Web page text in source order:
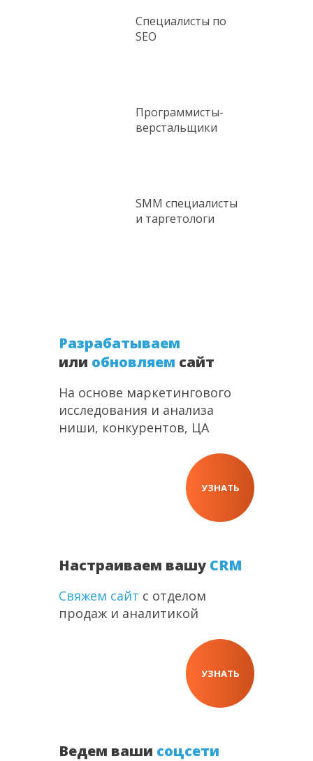
Специалисты по
SEO
Программисты-
верстальщики
SMM cпециалисты
и таргетологи
Разрабатываем
или обновляем сайт
На основе маркетингового
исследования и анализа
ниши, конкурентов, ЦА
УЗНАТЬ
Настраиваем вашу CRM
Свяжем сайт с отделом
продаж и аналитикой
УЗНАТЬ
Ведем ваши соцсети